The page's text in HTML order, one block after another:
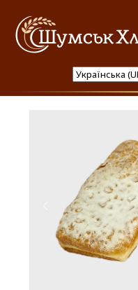
Шумськ Хліб